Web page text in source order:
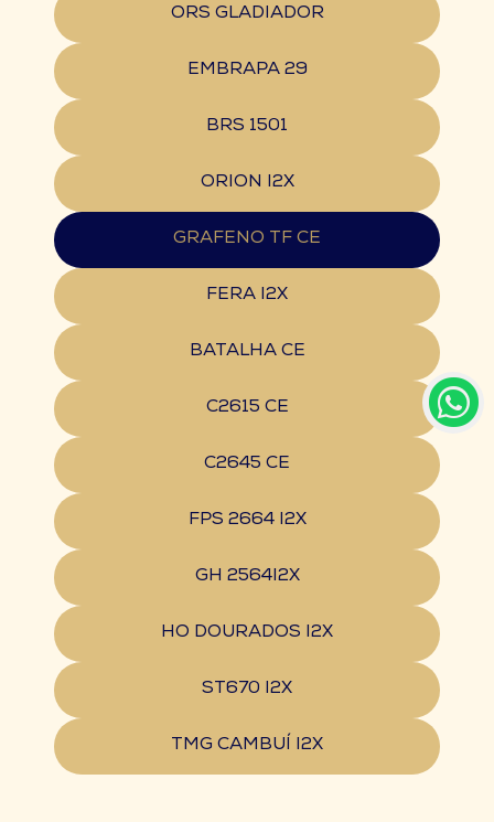
ORS GLADIADOR
EMBRAPA 29
BRS 1501
ORION I2X
GRAFENO TF CE
FERA I2X
BATALHA CE
C2615 CE
C2645 CE
FPS 2664 I2X
GH 2564I2X
HO DOURADOS I2X
ST670 I2X
TMG CAMBUÍ I2X